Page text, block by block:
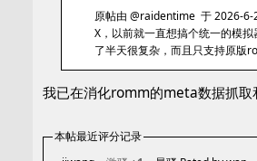
原帖由 @raidentime 于 2026-6-
X，以前就一直想搞个统一的模
了半天很复杂，而且只支持原版
我已在消化romm的meta数据抓取
本帖最近评分记录